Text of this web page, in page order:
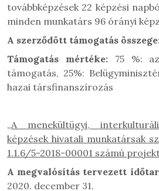
továbbképzések 22 képzési
minden munkatárs 96 órányi
A szerződött támogatás
Támogatás mértéke:
75 %:
támogatás, 25%:
hazai társfinanszírozás
„A menekültügyi,
képzések hivatali munkatársak
1.1.6/5-2018-00001 számú
A megvalósítás tervezett
2020. december 31.